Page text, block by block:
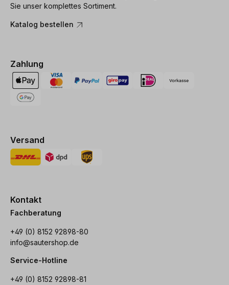
Sie unser komplettes Sortiment.
Katalog bestellen
Zahlung
Versand
Kontakt
Fachberatung
+49 (0) 8152 92898-80
info@sautershop.de
Service-Hotline
+49 (0) 8152 92898-81